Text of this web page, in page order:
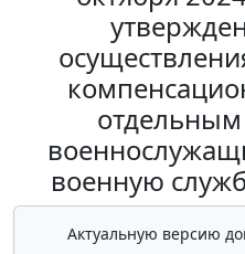
отдельным
военную
Актуальную версию